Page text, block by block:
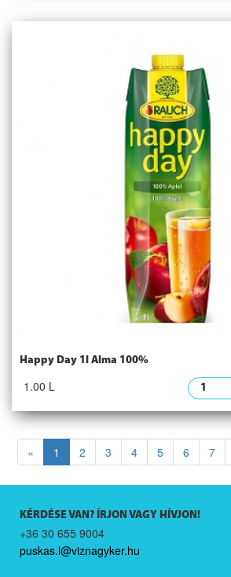
Happy Day 1l Alma 100%
1.00 L
« 1 2 3 4 5 6 7
KÉRDÉSE VAN? ÍRJON VAGY HÍVJON!
+36 30 655 9004
puskas.l@viznagyker.hu